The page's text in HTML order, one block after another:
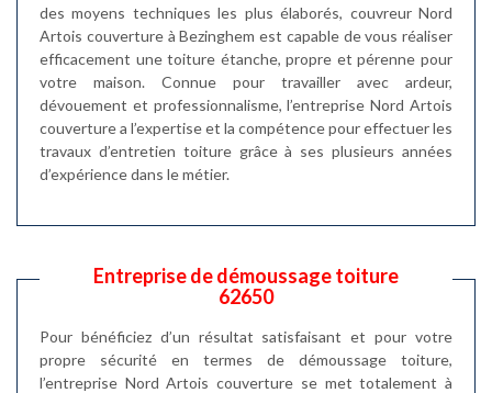
des moyens techniques les plus élaborés, couvreur Nord
Artois couverture à Bezinghem est capable de vous réaliser
efficacement une toiture étanche, propre et pérenne pour
votre maison. Connue pour travailler avec ardeur,
dévouement et professionnalisme, l’entreprise Nord Artois
couverture a l’expertise et la compétence pour effectuer les
travaux d’entretien toiture grâce à ses plusieurs années
d’expérience dans le métier.
Entreprise de démoussage toiture
62650
Pour bénéficiez d’un résultat satisfaisant et pour votre
propre sécurité en termes de démoussage toiture,
l’entreprise Nord Artois couverture se met totalement à